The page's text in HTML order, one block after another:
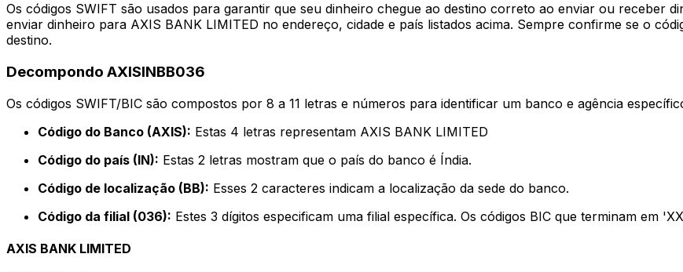
Os códigos SWIFT são usados para garantir que seu dinheiro chegue ao destino correto ao enviar ou receber
enviar dinheiro para AXIS BANK LIMITED no endereço, cidade e país listados acima. Sempre confirme se o
destino.
Decompondo AXISINBB036
Os códigos SWIFT/BIC são compostos por 8 a 11 letras e números para identificar um banco e agência
Código do Banco (AXIS): Estas 4 letras representam AXIS BANK LIMITED
Código do país (IN): Estas 2 letras mostram que o país do banco é Índia.
Código de localização (BB): Esses 2 caracteres indicam a localização da sede do banco.
Código da filial (036): Estes 3 dígitos especificam uma filial específica. Os códigos BIC que terminam em
AXIS BANK LIMITED